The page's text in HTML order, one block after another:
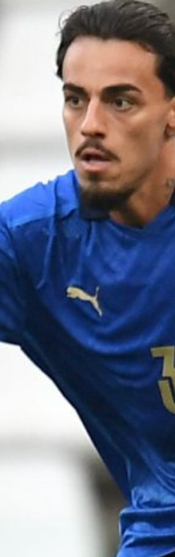
Serie B per il Bari: la
alla crisi della Juve
a De Laurentiis:
industriale serio,